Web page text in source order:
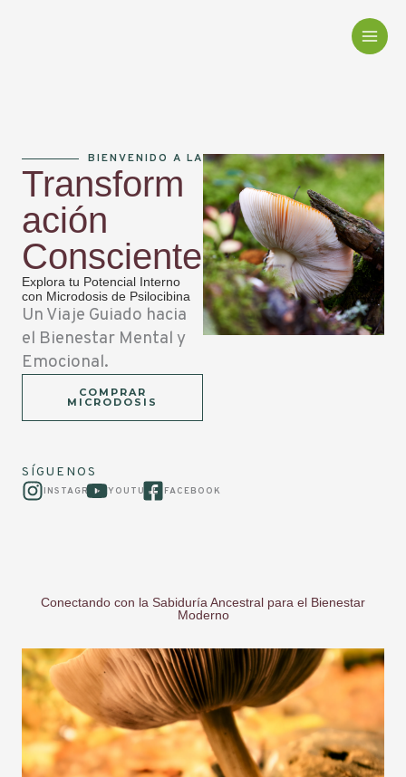
BIENVENIDO A LA
Transform
ación
Consciente
Explora tu Potencial Interno
con Microdosis de Psilocibina
Un Viaje Guiado hacia
el Bienestar Mental y
Emocional.
COMPRAR
MICRODOSIS
SÍGUENOS
INSTAGRAM YOUTUBE FACEBOOK
Conectando con la Sabiduría Ancestral para el Bienestar
Moderno